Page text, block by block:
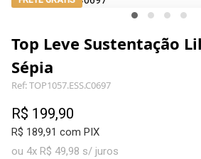
Top Leve Sustentação
Sépia
Ref: TOP1057.ESS.C0697
R$ 199,90
R$ 189,91 com PIX
ou 4x R$ 49,98 s/ juros